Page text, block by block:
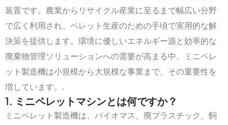
装置です。農業からリサイクル産業に至るまで幅広い分野
で広く利用され、ペレット生産のための手頃で実用的な解
決策を提供します。環境に優しいエネルギー源と効率的な
廃棄物管理ソリューションへの需要が高まる中、ミニペレ
ット製造機は小規模から大規模な事業まで、その重要性を
増しています。.
1. ミニペレットマシンとは何ですか？
ミニペレット製造機は、バイオマス、廃プラスチック、飼